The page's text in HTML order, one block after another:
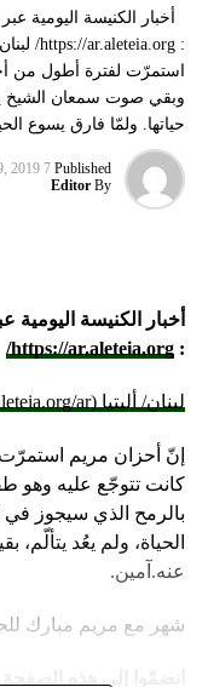
أخبار الكنيسة اليومية
استمرّت لفترة أطول من
وبقي صوت سمعان الشيخ
حياتها. ولمّا فارق يسوع
Published
7 years ago
2019
By
Editor
أخبار الكنيسة اليومية
:
https://ar.aleteia.org/
لبنان/ أليتيا (aleteia.org/ar)
إنّ أحزان مريم
كانت تتوجّع عليه وهو
بالرمح الذي سيجوز في
الحياة، ولم يعُد
عنه.آمين.
شهر مع مريم مبارك